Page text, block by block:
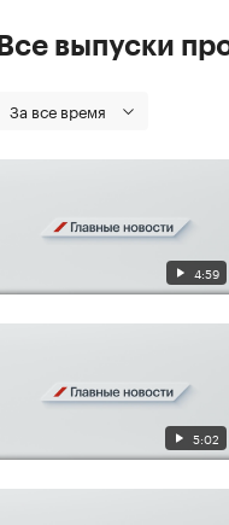
Все выпуски
За все время
4:59
5:02